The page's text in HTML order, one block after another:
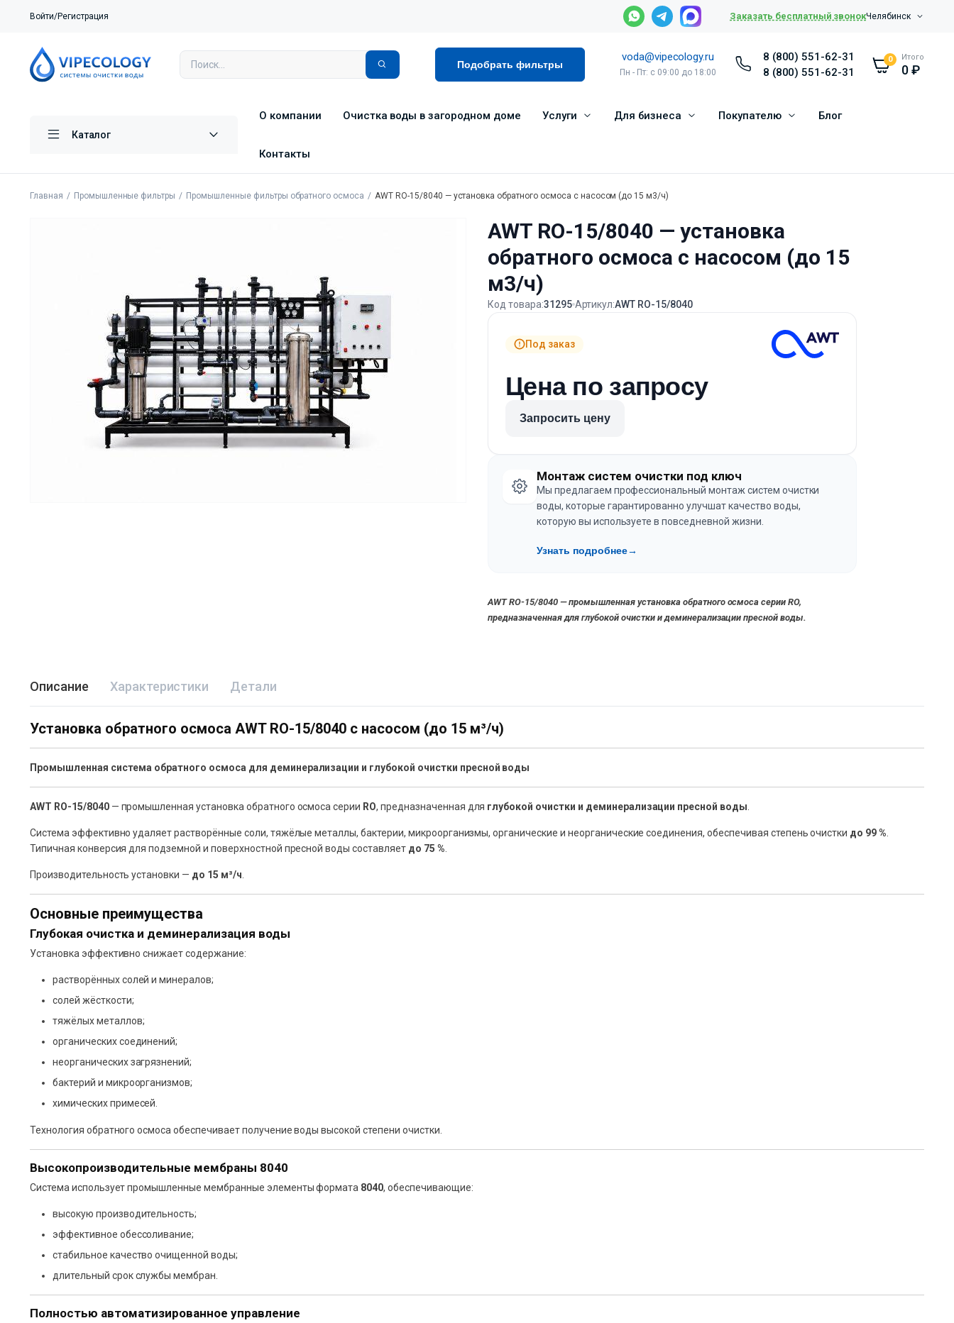
Войти/Регистрация Заказать бесплатный звонокЧелябинск
Подобрать фильтры
voda@vipecology.ru
Пн - Пт: с 09:00 до 18:00
8 (800) 551-62-31
8 (800) 551-62-31
0 Итого
0₽
Каталог
О компании Очистка воды в загородном доме Услуги Для бизнеса Покупателю Блог
Контакты
Главная Промышленные фильтры Промышленные фильтры обратного осмоса AWT RO-15/8040 — установка обратного осмоса с насосом (до 15 м3/ч)
AWT RO-15/8040 — установка
обратного осмоса с насосом (до 15
м3/ч)
Код товара:31295 Артикул:AWT RO-15/8040
Под заказ
Цена по запросу
Запросить цену
Монтаж систем очистки под ключ
Мы предлагаем профессиональный монтаж систем очистки
воды, которые гарантированно улучшат качество воды,
которую вы используете в повседневной жизни.
Узнать подробнее→
AWT RO-15/8040 — промышленная установка обратного осмоса серии RO,
предназначенная для глубокой очистки и деминерализации пресной воды.
Описание Характеристики Детали
Установка обратного осмоса AWT RO-15/8040 с насосом (до 15 м³/ч)
Промышленная система обратного осмоса для деминерализации и глубокой очистки пресной воды
AWT RO-15/8040— промышленная установка обратного осмоса серии RO, предназначенная для глубокой очистки и деминерализации пресной воды.
Система эффективно удаляет растворённые соли, тяжёлые металлы, бактерии, микроорганизмы, органические и неорганические соединения, обеспечивая степень очистки до 99 %.
Типичная конверсия для подземной и поверхностной пресной воды составляет до 75 %.
Производительность установки — до 15 м³/ч.
Основные преимущества
Глубокая очистка и деминерализация воды
Установка эффективно снижает содержание:
растворённых солей и минералов;
солей жёсткости;
тяжёлых металлов;
органических соединений;
неорганических загрязнений;
бактерий и микроорганизмов;
химических примесей.
Технология обратного осмоса обеспечивает получение воды высокой степени очистки.
Высокопроизводительные мембраны 8040
Система использует промышленные мембранные элементы формата 8040, обеспечивающие:
высокую производительность;
эффективное обессоливание;
стабильное качество очищенной воды;
длительный срок службы мембран.
Полностью автоматизированное управление